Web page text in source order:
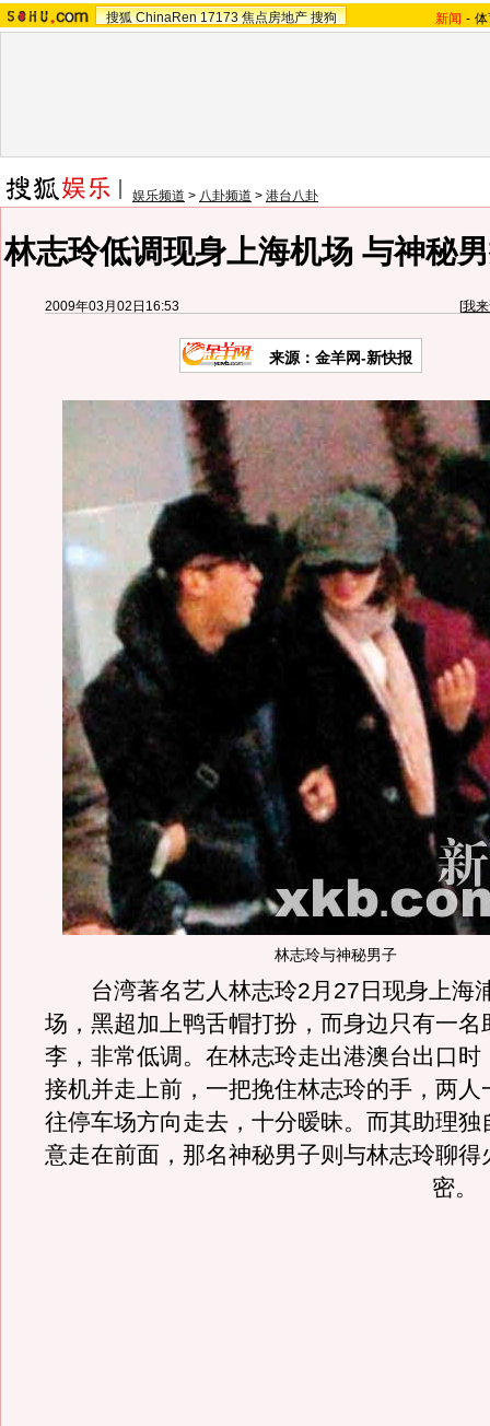
搜狐 ChinaRen 17173 焦点房地产 搜狗 新闻 -
娱乐频道 > 八卦频道 > 港台八卦
林志玲低调现身上海机场 与神秘
2009年03月02日16:53 [我
来源：金羊网-新快报
林志玲与神秘男子
台湾著名艺人林志玲2月27日现身上海
场，黑超加上鸭舌帽打扮，而身边只有一名
李，非常低调。在林志玲走出港澳台出口时
接机并走上前，一把挽住林志玲的手，两人
往停车场方向走去，十分暧昧。而其助理独
意走在前面，那名神秘男子则与林志玲聊得
密。